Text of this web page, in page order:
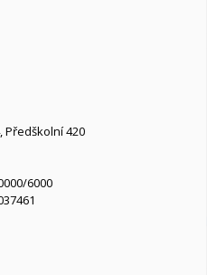
Předškolní 420
6000